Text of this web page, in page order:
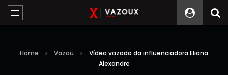
Home Vazou
Vídeo vazado da influenciadora Eliana
Alexandre